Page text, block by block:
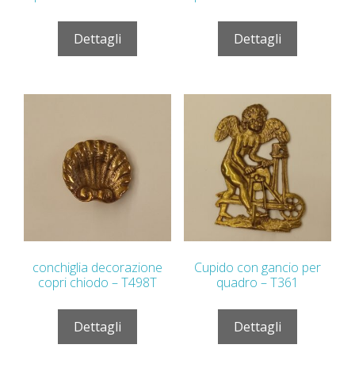
Dettagli Dettagli
conchiglia decorazione
copri chiodo – T498T
Dettagli
Cupido con gancio per
quadro – T361
Dettagli